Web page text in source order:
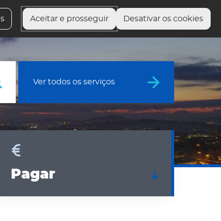
Aceitar e prosseguir Desativar os cookies
serviçosFale com o presidente Preciso de Ajuda
Ver todos os serviços
Pagar